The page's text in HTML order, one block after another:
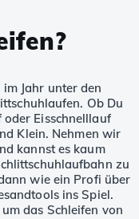
Jahr unter den
Ob Du
Eisschnelllauf
Klein. Nehmen wir
kannst es kaum
zu
wie ein Profi über
ins Spiel.
das Schleifen von